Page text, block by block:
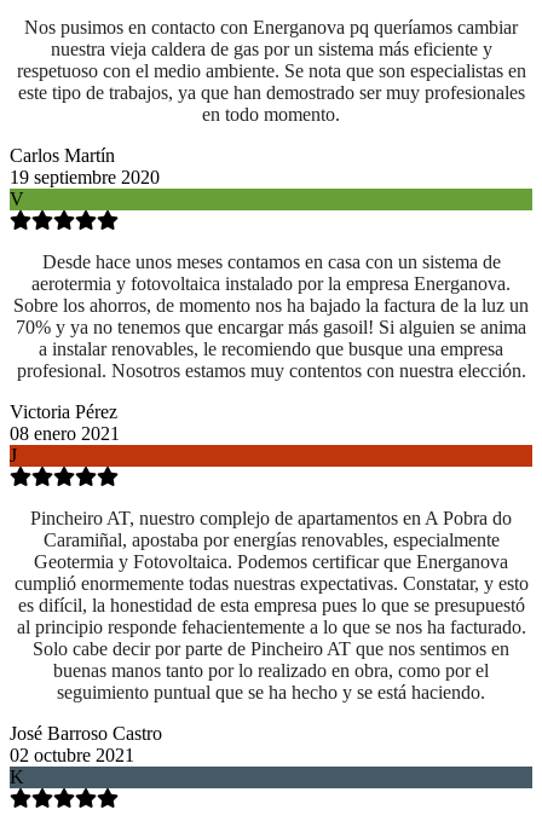
Nos pusimos en contacto con Energanova pq queríamos cambiar
nuestra vieja caldera de gas por un sistema más eficiente y
respetuoso con el medio ambiente. Se nota que son especialistas en
este tipo de trabajos, ya que han demostrado ser muy profesionales
en todo momento.
Carlos Martín
19 septiembre 2020
V
Desde hace unos meses contamos en casa con un sistema de
aerotermia y fotovoltaica instalado por la empresa Energanova.
Sobre los ahorros, de momento nos ha bajado la factura de la luz un
70% y ya no tenemos que encargar más gasoil! Si alguien se anima
a instalar renovables, le recomiendo que busque una empresa
profesional. Nosotros estamos muy contentos con nuestra elección.
Victoria Pérez
08 enero 2021
J
Pincheiro AT, nuestro complejo de apartamentos en A Pobra do
Caramiñal, apostaba por energías renovables, especialmente
Geotermia y Fotovoltaica. Podemos certificar que Energanova
cumplió enormemente todas nuestras expectativas. Constatar, y esto
es difícil, la honestidad de esta empresa pues lo que se presupuestó
al principio responde fehacientemente a lo que se nos ha facturado.
Solo cabe decir por parte de Pincheiro AT que nos sentimos en
buenas manos tanto por lo realizado en obra, como por el
seguimiento puntual que se ha hecho y se está haciendo.
José Barroso Castro
02 octubre 2021
K